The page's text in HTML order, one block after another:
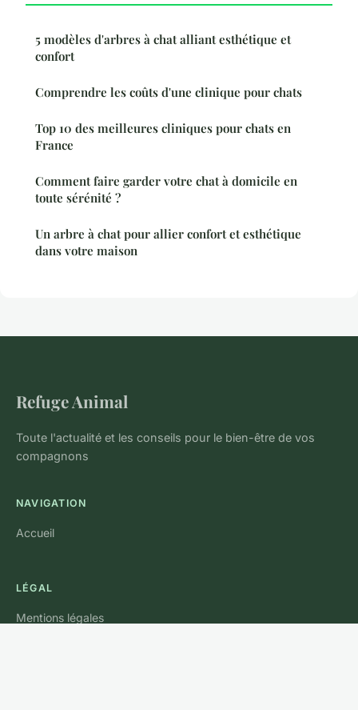
5 modèles d'arbres à chat alliant esthétique et
confort
Comprendre les coûts d'une clinique pour chats
Top 10 des meilleures cliniques pour chats en
France
Comment faire garder votre chat à domicile en
toute sérénité ?
Un arbre à chat pour allier confort et esthétique
dans votre maison
Refuge Animal
Toute l'actualité et les conseils pour le bien-être de vos
compagnons
NAVIGATION
Accueil
LÉGAL
Mentions légales